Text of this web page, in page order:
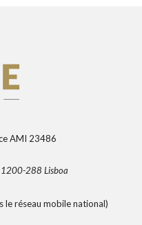
AMI 23486
1200-288 Lisboa
réseau mobile national)